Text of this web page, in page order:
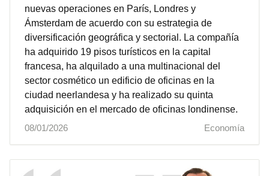
nuevas operaciones en París, Londres y
Ámsterdam de acuerdo con su estrategia de
diversificación geográfica y sectorial. La compañía
ha adquirido 19 pisos turísticos en la capital
francesa, ha alquilado a una multinacional del
sector cosmético un edificio de oficinas en la
ciudad neerlandesa y ha realizado su quinta
adquisición en el mercado de oficinas londinense.
08/01/2026
Economía